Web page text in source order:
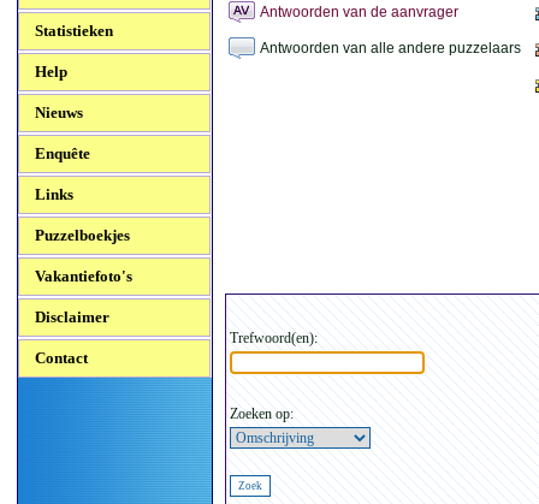
Statistieken
Help
Nieuws
Enquête
Links
Puzzelboekjes
Vakantiefoto's
Disclaimer
Contact
Antwoorden van de aanvrager
Antwoorden van alle andere puzzelaars
Trefwoord(en):
Zoeken op: